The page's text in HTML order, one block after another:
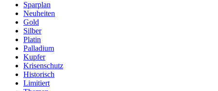
Sparplan
Neuheiten
Gold
Silber
Platin
Palladium
Kupfer
Krisenschutz
Historisch
Limitiert